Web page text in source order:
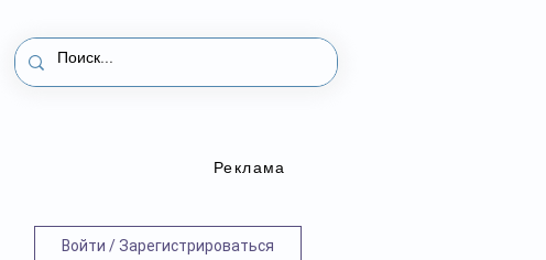
Реклама
Войти / Зарегистрироваться